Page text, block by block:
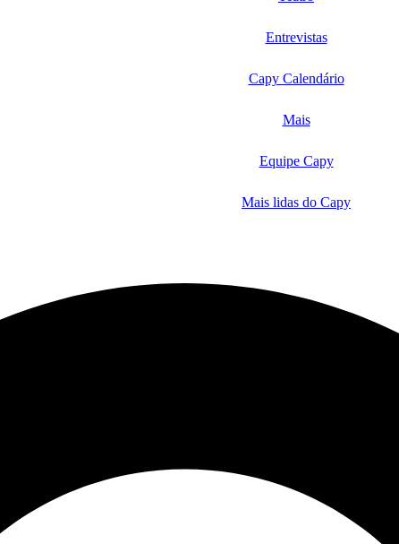
Entrevistas
Capy Calendário
Mais
Equipe Capy
Mais lidas do Capy